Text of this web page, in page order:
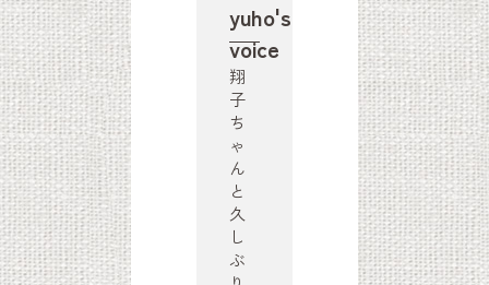
yuho's
voice
翔
子
ち
ゃ
ん
と
久
し
ぶ